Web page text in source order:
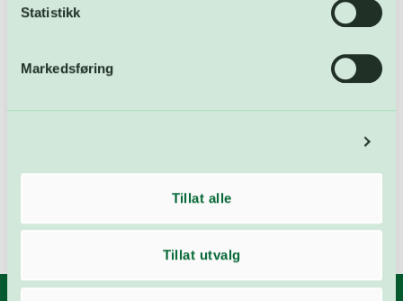
Statistikk
Markedsføring
Tillat alle
Tillat utvalg
Aktuelt
Karbonfangst
Ledige stillinger